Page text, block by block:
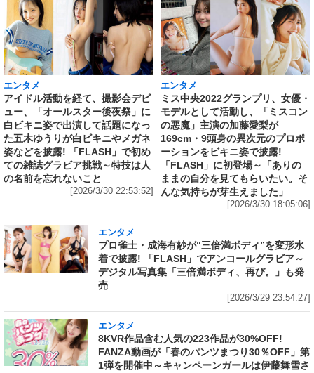
エンタメ
アイドル活動を経て、撮影会デビ
ュー、「オールスター後夜祭」に
白ビキニ姿で出演して話題になっ
た五木ゆうりが白ビキニやメガネ
姿などを披露! 「FLASH」で初め
ての雑誌グラビア挑戦～特技は人
の名前を忘れないこと
[2026/3/30 22:53:52]
エンタメ
ミス中央2022グランプリ、女優・
モデルとして活動し、「ミスコン
の悪魔」主演の加藤愛梨が
169cm・9頭身の異次元のプロポ
ーションをビキニ姿で披露!
「FLASH」に初登場～「ありの
ままの自分を見てもらいたい。そ
んな気持ちが芽生えました」
[2026/3/30 18:05:06]
エンタメ
プロ雀士・成海有紗が“三倍満ボディ”を変形水
着で披露! 「FLASH」でアンコールグラビア～
デジタル写真集「三倍満ボディ、再び。」も発
売
[2026/3/29 23:54:27]
エンタメ
8KVR作品含む人気の223作品が30%OFF!
FANZA動画が「春のパンツまつり30％OFF」第
1弾を開催中～キャンペーンガールは伊藤舞雪さ